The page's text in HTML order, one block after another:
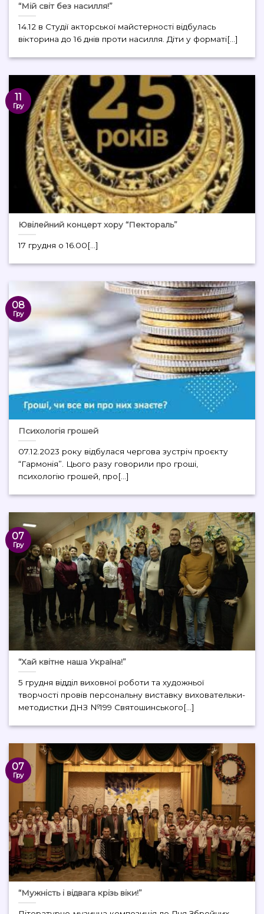
“Мій світ без насилля!”
14.12 в Студії акторської майстерності відбулась
вікторина до 16 днів проти насилля. Діти у форматі[...]
Ювілейний концерт хору “Пектораль”
17 грудня о 16.00[...]
11
Гру
Психологія грошей
07.12.2023 року відбулася чергова зустріч проєкту
“Гармонія”. Цього разу говорили про гроші,
психологію грошей, про[...]
08
Гру
“Хай квітне наша Україна!”
5 грудня відділ виховної роботи та художньої
творчості провів персональну виставку виховательки-
методистки ДНЗ №199 Святошинського[...]
07
Гру
“Мужність і відвага крізь віки!”
07
Гру